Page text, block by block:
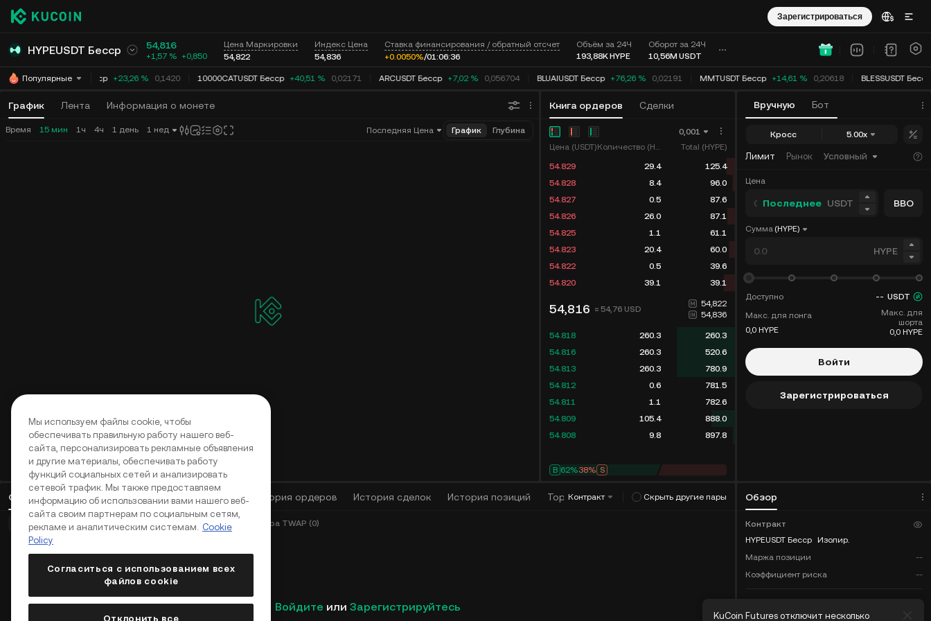
Зарегистрироваться
HYPEUSDT Бесср 54,816
+1,57 % +0,850
Цена Маркировки
54,822
Индекс Цена
54,836
Ставка финансирования / обратный отсчет
+0.0050%/01:06:36
Объём за 24Ч
193,88KHYPE
Оборот за 24Ч
10,56M USDT
Популярные
ACEUSDT Бесср +23,26 % 0,1420 10000CATUSDT Бесср +40,51 % 0,02171 ARCUSDT Бесср +7,02 % 0,056704 BLUAIUSDT Бесср +76,26 % 0,02191 MMTUSDT Бесср +14,61 % 0,20618 BLESSUSDT Бесср
График Лента Информация о монете Книга ордеров Сделки
Открытые ордера (0) Позиции (0) Активы История ордеров История сделок История позиций Торговый алгоритм (0)
Контракт Скрыть другие пары
Вручную Бот
Обзор
Время 15 мин 1ч 4ч 1 день 1 нед Последняя Цена График Глубина
0,001
Цена (USDT)
Количество (HYPE)
Total (HYPE)
54.829
29.4
125.4
54.828
8.4
96.0
54.827
0.5
87.6
54.826
26.0
87.1
54.825
1.1
61.1
54.823
20.4
60.0
54.822
0.5
39.6
54.820
39.1 39.1
54,816 ≈ 54,76 USD
54,822
54,836
54.818 260.3
260.3
54.816
260.3
520.6
54.813
260.3
780.9
54.812
0.6
781.5
54.811
1.1
782.6
54.809
105.4
888.0
54.808
9.8 897.8
B 62%38% S
Базовые ордера (0) Продвинутые ордера (0) Ордера TWAP (0)
Войдите или Зарегистрируйтесь
Кросс 5.00x
Лимит Рынок Условный
Цена
Последнее USDT BBO
Сумма (HYPE)
HYPE
Доступно -- USDT
Макс. для лонга
0,0 HYPE
Макс. для
шорта
0,0 HYPE
Войти
Зарегистрироваться
Контракт
HYPEUSDT Бесср
Изолир.
Маржа позиции
--
Коэффициент риска
--
Мы используем файлы cookie, чтобы
обеспечивать правильную работу нашего веб-
сайта, персонализировать рекламные объявления
и другие материалы, обеспечивать работу
функций социальных сетей и анализировать
сетевой трафик. Мы также предоставляем
информацию об использовании вами нашего веб-
сайта своим партнерам по социальным сетям,
рекламе и аналитическим системам. Cookie
Policy
Согласиться с использованием всех
файлов cookie
Отклонить все KuCoin Futures отключит несколько